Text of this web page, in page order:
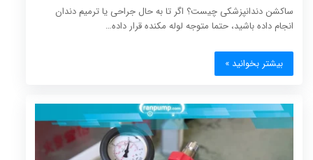
ساکشن دندانپزشکی چیست؟ اگر تا به حال جراحی یا ترمیم دندان
انجام داده باشید، حتما متوجه لوله مکنده قرار داده…
بیشتر بخوانید »